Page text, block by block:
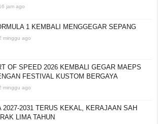
jam ago
1 KEMBALI MENGGEGAR SEPANG
minggu ago
OF SPEED 2026 KEMBALI GEGAR MAEPS
FESTIVAL KUSTOM BERGAYA
minggu ago
MALAYSIA 2027-2031 TERUS KEKAL,
SAH PERBAHARUI KONTRAK LIMA